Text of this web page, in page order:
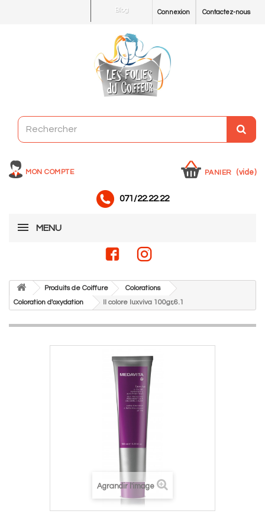
Contactez-nous
Connexion
Blog
MON COMPTE PANIER (vide)
071/22.22.22
MENU
Produits de Coiffure
Colorations
Coloration d'oxydation
Il colore luxviva 100gr,6.1
Agrandir l'image